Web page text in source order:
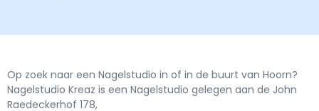
Op zoek naar een Nagelstudio in of in de buurt van Hoorn?
Nagelstudio Kreaz is een Nagelstudio gelegen aan de John
Raedeckerhof 178,